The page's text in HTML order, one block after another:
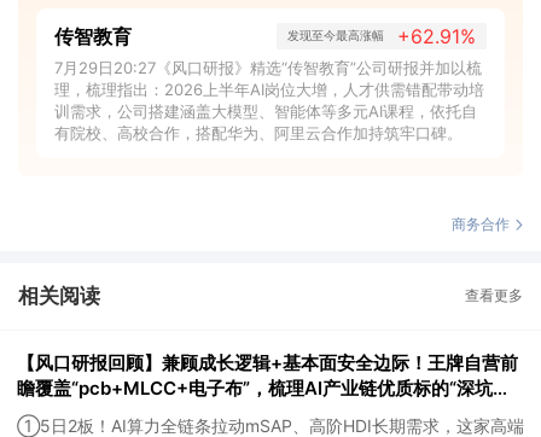
传智教育 发现至今最高涨幅 +62.91%
7月29日20:27《风口研报》精选“传智教育”公司研报并加以梳
理，梳理指出：2026上半年AI岗位大增，人才供需错配带动培
训需求，公司搭建涵盖大模型、智能体等多元AI课程，依托自
有院校、高校合作，搭配华为、阿里云合作加持筑牢口碑。
商务合作
相关阅读 查看更多
【风口研报回顾】兼顾成长逻辑+基本面安全边际！王牌自营前
瞻覆盖“pcb+MLCC+电子布”，梳理AI产业链优质标的“深坑起
跳”
①5日2板！AI算力全链条拉动mSAP、高阶HDI长期需求，这家高端